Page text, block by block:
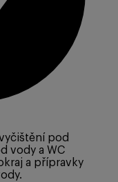
pod
vody a WC
a přípravky